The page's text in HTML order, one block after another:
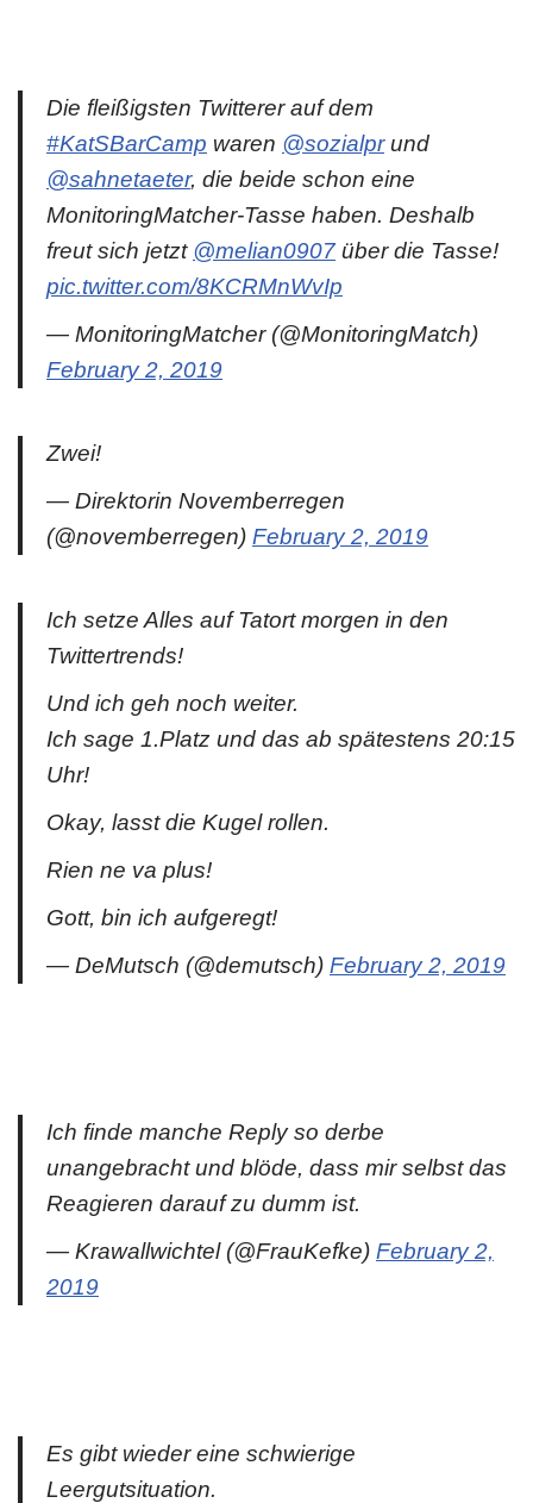
Die fleißigsten Twitterer auf dem
#KatSBarCamp waren @sozialprund
@sahnetaeter, die beide schon eine
MonitoringMatcher-Tasse haben. Deshalb
freut sich jetzt @melian0907 über die Tasse!
pic.twitter.com/8KCRMnWvIp
— MonitoringMatcher (@MonitoringMatch)
February 2, 2019
Zwei!
— Direktorin Novemberregen
(@novemberregen) February 2, 2019
Ich setze Alles auf Tatort morgen in den
Twittertrends!
Und ich geh noch weiter.
Ich sage 1.Platz und das ab spätestens 20:15
Uhr!
Okay, lasst die Kugel rollen.
Rien ne va plus!
Gott, bin ich aufgeregt!
— DeMutsch (@demutsch) February 2, 2019
Ich finde manche Reply so derbe
unangebracht und blöde, dass mir selbst das
Reagieren darauf zu dumm ist.
— Krawallwichtel (@FrauKefke) February 2,
2019
Es gibt wieder eine schwierige
Leergutsituation.